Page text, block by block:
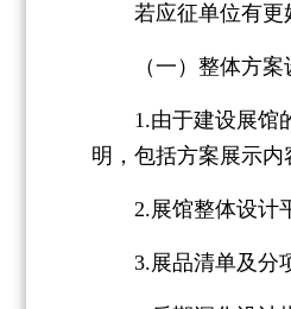
若应征单位有更好
（一）整体方案
1.由于建设展馆的
明，包括方案展示内
2.展馆整体设计平
3.展品清单及分项